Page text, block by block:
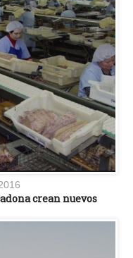
crean nuevos